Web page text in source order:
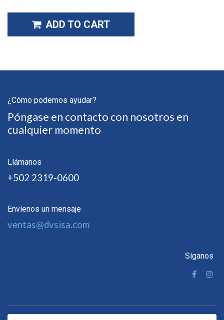
ADD TO CART
¿Cómo podemos ayudar?
Póngase en contacto con nosotros en
cualquier momento
Llámanos
+502 2319-0600
Envíenos un mensaje
ventas@dvsisa.com
Síganos